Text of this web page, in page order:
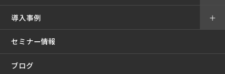
導入事例
セミナー情報
＋
ブログ